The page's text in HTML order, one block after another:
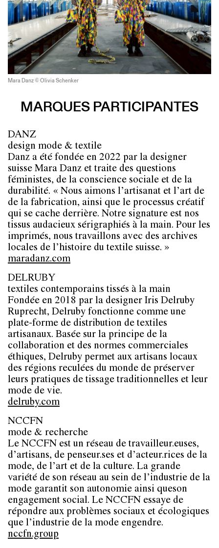
Mara Danz © Olivia Schenker
MARQUES PARTICIPANTES
DANZ
design mode & textile
Danz a été fondée en 2022 par la designer
suisse Mara Danz et traite des questions
féministes, de la conscience sociale et de la
durabilité. « Nous aimons l’artisanat et l’art de
de la fabrication, ainsi que le processus créatif
qui se cache derrière. Notre signature est nos
tissus audacieux sérigraphiés à la main. Pour les
imprimés, nous travaillons avec des archives
locales de l’histoire du textile suisse. »
maradanz.com
DELRUBY
textiles contemporains tissés à la main
Fondée en 2018 par la designer Iris Delruby
Ruprecht, Delruby fonctionne comme une
plate-forme de distribution de textiles
artisanaux. Basée sur la principe de la
collaboration et des normes commerciales
éthiques, Delruby permet aux artisans locaux
des régions reculées du monde de préserver
leurs pratiques de tissage traditionnelles et leur
mode de vie.
delruby.com
NCCFN
mode & recherche
Le NCCFN est un réseau de travailleur.euses,
d’artisans, de penseur.ses et d’acteur.rices de la
mode, de l’art et de la culture. La grande
variété de son réseau au sein de l’industrie de la
mode garantit son autonomie ainsi queson
engagement social. Le NCCFN essaye de
répondre aux problèmes sociaux et écologiques
que l’industrie de la mode engendre.
nccfn.group